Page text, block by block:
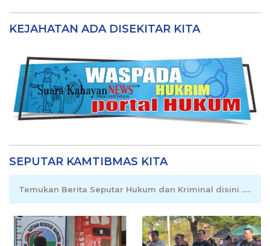
KEJAHATAN ADA DISEKITAR KITA
SEPUTAR KAMTIBMAS KITA
Temukan Berita Seputar Hukum dan Kriminal disini .....